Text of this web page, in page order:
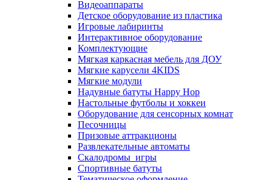
Видеоаппараты
Детское оборудование из пластика
Игровые лабиринты
Интерактивное оборудование
Комплектующие
Мягкая каркасная мебель для ДОУ
Мягкие карусели 4KIDS
Мягкие модули
Надувные батуты Happy Hop
Настольные футболы и хоккеи
Оборудование для сенсорных комнат
Песочницы
Призовые аттракционы
Развлекательные автоматы
Скалодромы_игры
Спортивные батуты